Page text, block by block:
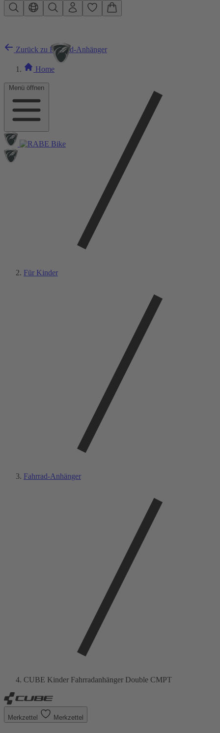
Zum Hauptinhalt springen
Menü öffnen
Zurück zu Fahrrad-Anhänger
Home
Für Kinder
Fahrrad-Anhänger
CUBE Kinder Fahrradanhänger Double CMPT
Merkzettel Merkzettel